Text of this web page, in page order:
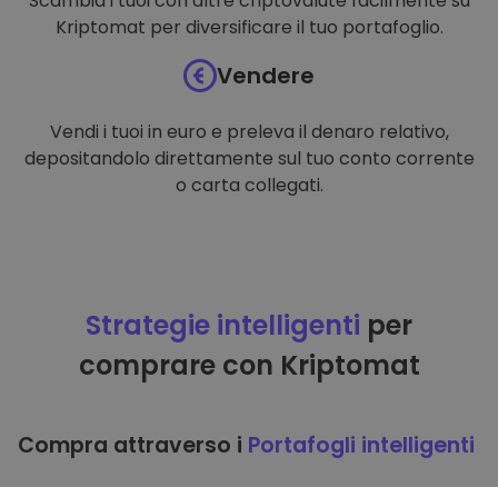
Kriptomat per diversificare il tuo portafoglio.
Vendere
Vendi i tuoi in euro e preleva il denaro relativo,
depositandolo direttamente sul tuo conto corrente
o carta collegati.
Strategie intelligenti per
comprare con Kriptomat
Compra attraverso i Portafogli intelligenti